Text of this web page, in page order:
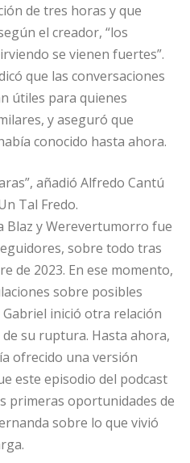
de tres horas y que
el creador, “los
se vienen fuertes”.
que las conversaciones
útiles para quienes
y aseguró que
conocido hasta ahora.
añadió Alfredo Cantú
Tal Fredo.
Blaz y Werevertumorro fue
sobre todo tras
de 2023. En ese momento,
sobre posibles
inició otra relación
su ruptura. Hasta ahora,
ofrecido una versión
este episodio del podcast
primeras oportunidades de
sobre lo que vivió